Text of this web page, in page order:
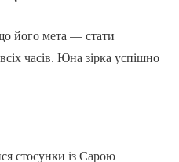
його мета — стати
часів. Юна зірка успішно
стосунки із Сарою